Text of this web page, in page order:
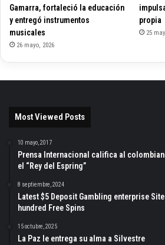
Gamarra, fortaleció la educación
y entregó instrumentos
musicales
26 mayo, 2026
propia
25
Most Viewed Posts
10 mayo, 2017
Prensa Internacional califica al
el “Rey del Espring”
8 septiembre, 2024
Latest $5 Deposit Gambling enterprise
hundred Free Spins
15 octubre, 2025
La Paz le entrega su alma a Silvestre